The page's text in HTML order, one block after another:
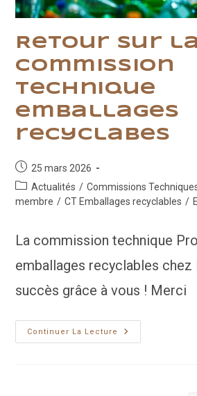
Retour sur
commission
technique
emballages
recyclabes
Publication
publiée :
25 mars 2026
Post
category:
Actualités / Commissions
membre / CT Emballages recyclables /
La commission technique
emballages recyclables chez
succès grâce à vous ! Merci
Continuer La Lecture
Retour
Sur